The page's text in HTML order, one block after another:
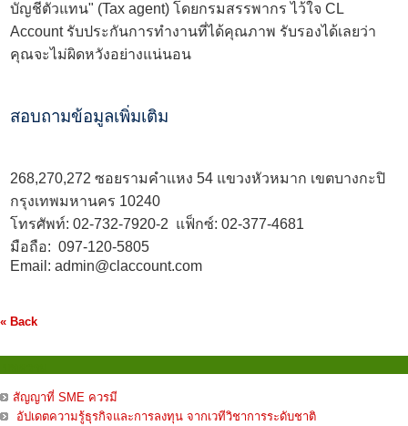
บัญชีตัวแทน" (Tax agent) โดยกรมสรรพากร ไว้ใจ CL
Account รับประกันการทำงานที่ได้คุณภาพ รับรองได้เลยว่า
คุณจะไม่ผิดหวังอย่างแน่นอน
สอบถามข้อมูลเพิ่มเติม
268,270,272 ซอยรามคำแหง 54 แขวงหัวหมาก เขตบางกะปิ
กรุงเทพมหานคร 10240
โทรศัพท์:02-732-7920-2 แฟ็กซ์: 02-377-4681
มือถือ:097-120-5805
Email:admin@claccount.com
« Back
สัญญาที่ SME ควรมี
อัปเดตความรู้ธุรกิจและการลงทุน จากเวทีวิชาการระดับชาติ